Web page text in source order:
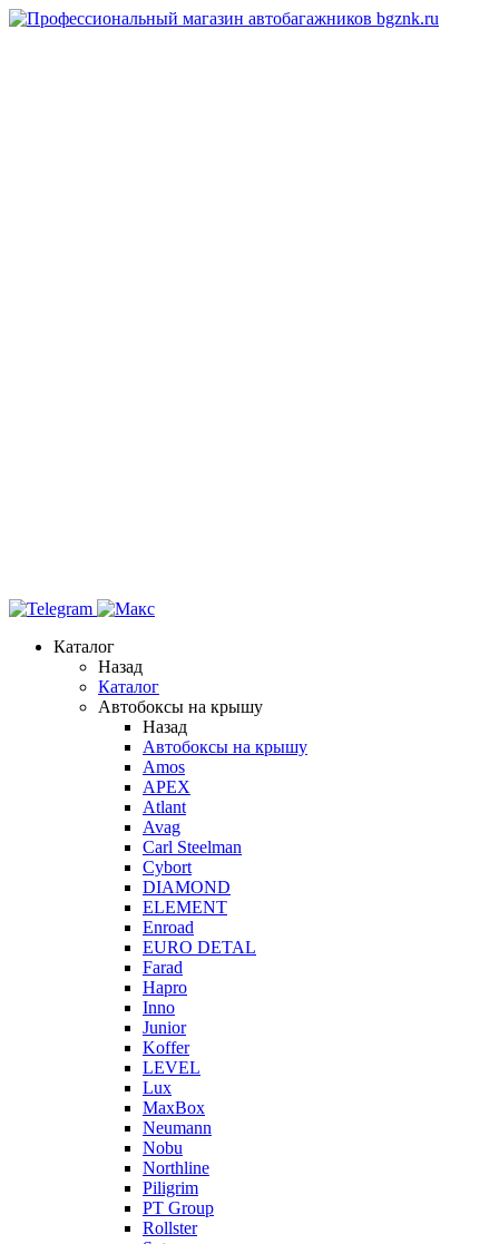
Каталог
Назад
Каталог
Автобоксы на крышу
Назад
Автобоксы на крышу
Amos
APEX
Atlant
Avag
Carl Steelman
Cybort
DIAMOND
ELEMENT
Enroad
EURO DETAL
Farad
Hapro
Inno
Junior
Koffer
LEVEL
Lux
MaxBox
Neumann
Nobu
Northline
Piligrim
PT Group
Rollster